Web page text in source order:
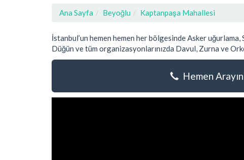
Ana Sayfa Beyoğlu Kaptanpaşa Mahallesi
İstanbul’un hemen hemen her bölgesinde Asker
Düğün ve tüm organizasyonlarınızda Davul, Zurna ve
Hemen